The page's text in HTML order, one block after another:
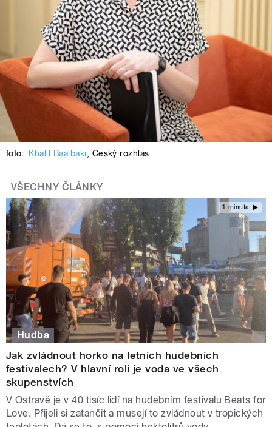
foto: Khalil Baalbaki, Český rozhlas
VŠECHNY ČLÁNKY
1 minuta
Hudba
Jak zvládnout horko na letních hudebních
festivalech? V hlavní roli je voda ve všech
skupenstvích
V Ostravě je v 40 tisíc lidí na hudebním festivalu Beats for
Love. Přijeli si zatančit a musejí to zvládnout v tropických